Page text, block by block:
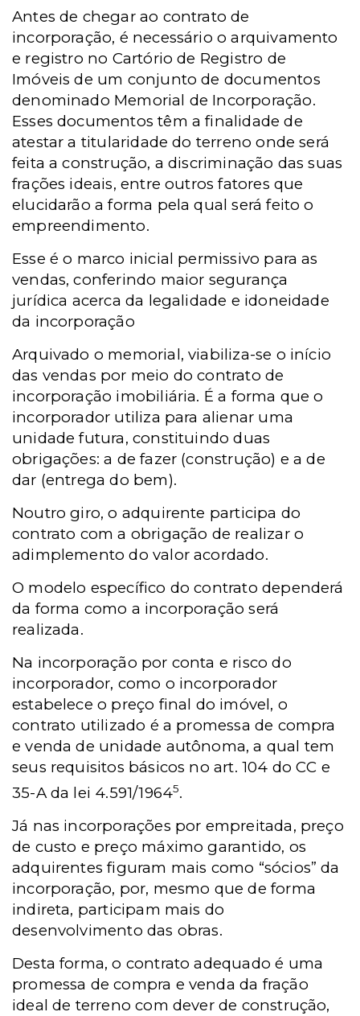
Antes de chegar ao contrato de
incorporação, é necessário o arquivamento
e registro no Cartório de Registro de
Imóveis de um conjunto de documentos
denominado Memorial de Incorporação.
Esses documentos têm a finalidade de
atestar a titularidade do terreno onde será
feita a construção, a discriminação das suas
frações ideais, entre outros fatores que
elucidarão a forma pela qual será feito o
empreendimento.
Esse é o marco inicial permissivo para as
vendas, conferindo maior segurança
jurídica acerca da legalidade e idoneidade
da incorporação
Arquivado o memorial, viabiliza-se o início
das vendas por meio do contrato de
incorporação imobiliária. É a forma que o
incorporador utiliza para alienar uma
unidade futura, constituindo duas
obrigações: a de fazer (construção) e a de
dar (entrega do bem).
Noutro giro, o adquirente participa do
contrato com a obrigação de realizar o
adimplemento do valor acordado.
O modelo específico do contrato dependerá
da forma como a incorporação será
realizada.
Na incorporação por conta e risco do
incorporador, como o incorporador
estabelece o preço final do imóvel, o
contrato utilizado é a promessa de compra
e venda de unidade autônoma, a qual tem
seus requisitos básicos no art. 104 do CC e
35-A da lei 4.591/19645.
Já nas incorporações por empreitada, preço
de custo e preço máximo garantido, os
adquirentes figuram mais como “sócios” da
incorporação, por, mesmo que de forma
indireta, participam mais do
desenvolvimento das obras.
Desta forma, o contrato adequado é uma
promessa de compra e venda da fração
ideal de terreno com dever de construção,